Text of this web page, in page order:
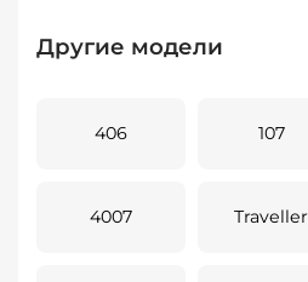
Другие модели
406 107
4007 Traveller